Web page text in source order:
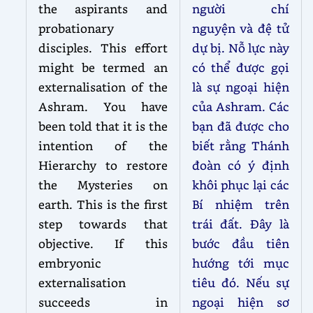
the aspirants and
probationary
disciples. This effort
might be termed an
externalisation of the
Ashram. You have
been told that it is the
intention of the
Hierarchy to restore
the Mysteries on
earth. This is the first
step towards that
objective. If this
embryonic
externalisation
succeeds in
người chí
nguyện và đệ tử
dự bị. Nỗ lực này
có thể được gọi
là sự ngoại hiện
của Ashram. Các
bạn đã được cho
biết rằng Thánh
đoàn có ý định
khôi phục lại các
Bí nhiệm trên
trái đất. Đây là
bước đầu tiên
hướng tới mục
tiêu đó. Nếu sự
ngoại hiện sơ